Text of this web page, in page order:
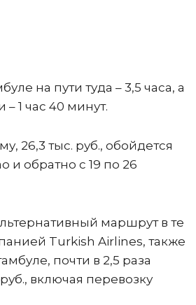
на пути туда – 3,5 часа, а
1 час 40 минут.
26,3 тыс. руб., обойдется
и обратно с 19 по 26
маршрут в те
Turkish Airlines, также
почти в 2,5 раза
включая перевозку